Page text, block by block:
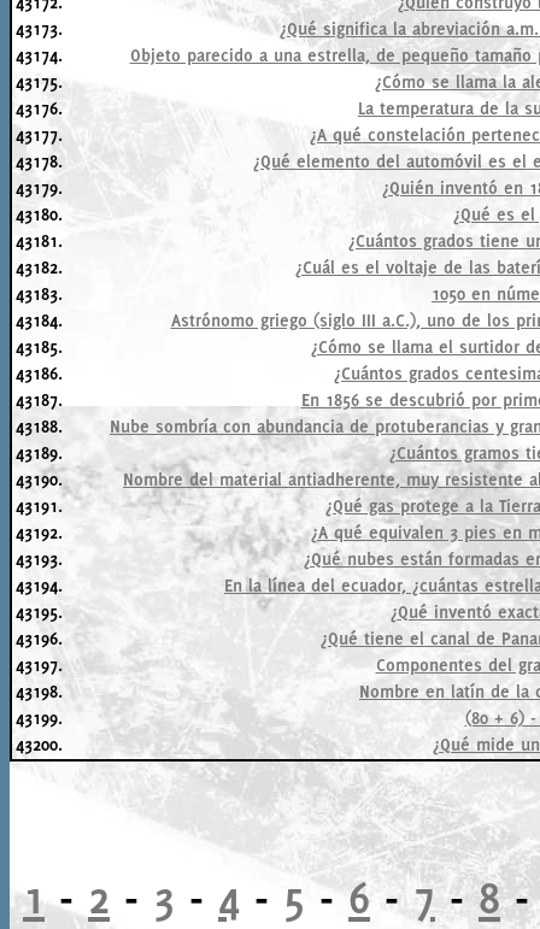
43173.
¿Qué significa la abreviación
43174.
Objeto parecido a una estrella, de pequeño
43175.
¿Cómo se llama la
43176.
La temperatura de la
43177.
¿A qué constelación
43178.
¿Qué elemento del automóvil es el
43179.
¿Quién inventó en
43180.
¿Qué es el
43181.
¿Cuántos grados tiene
43182.
¿Cuál es el voltaje de las
43183.
1050 en
43184.
Astrónomo griego (siglo III a.C.), uno de los
43185.
¿Cómo se llama el surtidor
43186.
¿Cuántos grados
43187.
En 1856 se descubrió por
43188.
Nube sombría con abundancia de protuberancias y
43189.
¿Cuántos gramos
43190.
Nombre del material antiadherente, muy resistente
43191.
¿Qué gas protege a la
43192.
¿A qué equivalen 3 pies en
43193.
¿Qué nubes están formadas
43194.
En la línea del ecuador, ¿cuántas
43195.
¿Qué inventó
43196.
¿Qué tiene el canal de
43197.
Componentes del
43198.
Nombre en latín de la
43199.
(80 + 6) -
43200.
¿Qué mide
1- 2 - 3 - 4 - 5-6-7-8